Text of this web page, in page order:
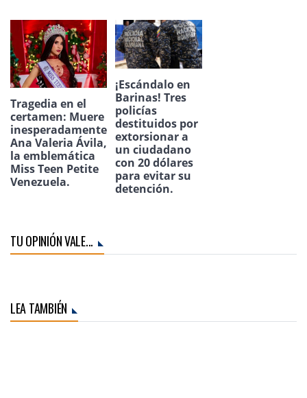
Tragedia en el
certamen: Muere
inesperadamente
Ana Valeria Ávila,
la emblemática
Miss Teen Petite
Venezuela.
¡Escándalo en
Barinas! Tres
policías
destituidos por
extorsionar a
un ciudadano
con 20 dólares
para evitar su
detención.
TU OPINIÓN VALE...
LEA TAMBIÉN